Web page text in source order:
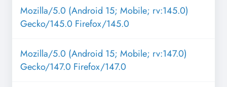
Mozilla/5.0 (Android 15; Mobile; rv:145.0)
Gecko/145.0 Firefox/145.0
Mozilla/5.0 (Android 15; Mobile; rv:147.0)
Gecko/147.0 Firefox/147.0